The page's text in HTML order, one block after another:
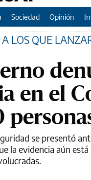
Sociedad Opinión
LOS QUE
en el
se presentó
la evidencia aún